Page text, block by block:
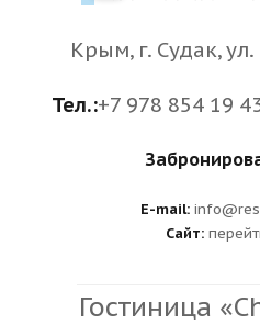
Крым, г. Судак,
Тел.:+7 978 854 19
E-mail:
Сайт:
Гостиница